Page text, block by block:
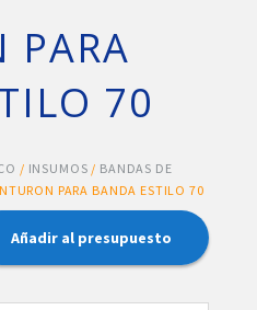
PARA
70
/ INSUMOS / BANDAS DE
PARA BANDA ESTILO 70
Añadir al presupuesto